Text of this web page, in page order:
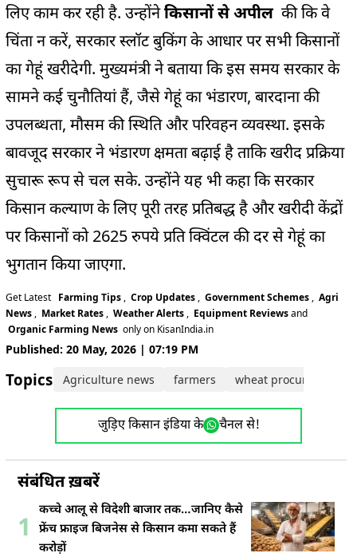
लिए काम कर रही है. उन्होंनेकिसानों से अपील की कि वे
चिंता न करें, सरकार स्लॉट बुकिंग के आधार पर सभी किसानों
का गेहूं खरीदेगी. मुख्यमंत्री ने बताया कि इस समय सरकार के
सामने कई चुनौतियां हैं, जैसे गेहूं का भंडारण, बारदाना की
उपलब्धता, मौसम की स्थिति और परिवहन व्यवस्था. इसके
बावजूद सरकार ने भंडारण क्षमता बढ़ाई है ताकि खरीद प्रक्रिया
सुचारू रूप से चल सके. उन्होंने यह भी कहा कि सरकार
किसान कल्याण के लिए पूरी तरह प्रतिबद्ध है और खरीदी केंद्रों
पर किसानों को 2625 रुपये प्रति क्विंटल की दर से गेहूं का
भुगतान किया जाएगा.
Get Latest Farming Tips , Crop Updates , Government Schemes , Agri
News , Market Rates , Weather Alerts , Equipment Reviewsand
Organic Farming News only on KisanIndia.in
Published: 20 May, 2026 | 07:19 PM
Topics: Agriculture news farmers wheat procurement
जुड़िए किसान इंडिया के चैनल से!
संबंधित ख़बरें
1
कच्चे आलू से विदेशी बाजार तक…जानिए कैसे
फ्रेंच फ्राइज बिजनेस से किसान कमा सकते हैं
करोड़ों